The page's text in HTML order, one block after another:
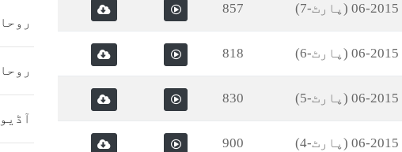
857
818
830
900